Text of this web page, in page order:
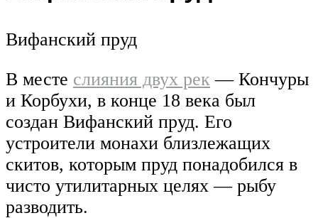
Вифанский пруд
В месте слияния двух рек — Кончуры
и Корбухи, в конце 18 века был
создан Вифанский пруд. Его
устроители монахи близлежащих
скитов, которым пруд понадобился в
чисто утилитарных целях — рыбу
разводить.